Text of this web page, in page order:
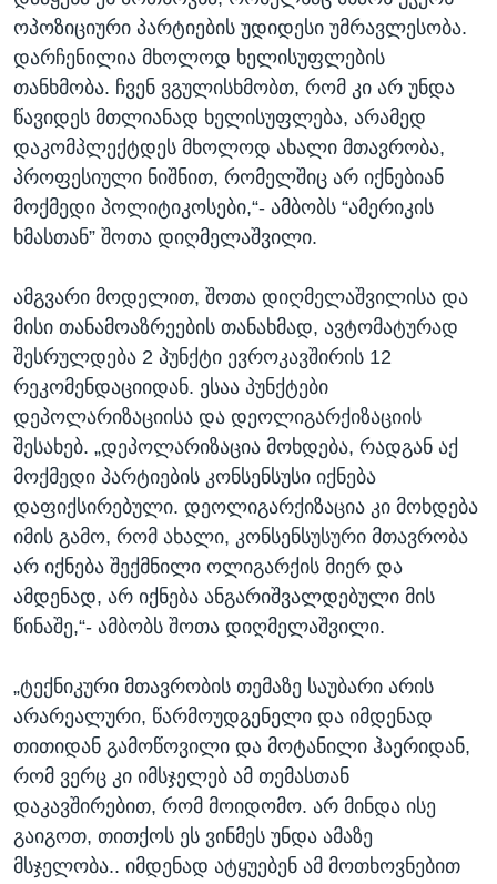
ოპოზიციური პარტიების უდიდესი უმრავლესობა.
დარჩენილია მხოლოდ ხელისუფლების
თანხმობა. ჩვენ ვგულისხმობთ, რომ კი არ უნდა
წავიდეს მთლიანად ხელისუფლება, არამედ
დაკომპლექტდეს მხოლოდ ახალი მთავრობა,
პროფესიული ნიშნით, რომელშიც არ იქნებიან
მოქმედი პოლიტიკოსები,“- ამბობს “ამერიკის
ხმასთან” შოთა დიღმელაშვილი.
ამგვარი მოდელით, შოთა დიღმელაშვილისა და
მისი თანამოაზრეების თანახმად, ავტომატურად
შესრულდება 2 პუნქტი ევროკავშირის 12
რეკომენდაციიდან. ესაა პუნქტები
დეპოლარიზაციისა და დეოლიგარქიზაციის
შესახებ. „დეპოლარიზაცია მოხდება, რადგან აქ
მოქმედი პარტიების კონსენსუსი იქნება
დაფიქსირებული. დეოლიგარქიზაცია კი მოხდება
იმის გამო, რომ ახალი, კონსენსუსური მთავრობა
არ იქნება შექმნილი ოლიგარქის მიერ და
ამდენად, არ იქნება ანგარიშვალდებული მის
წინაშე,“- ამბობს შოთა დიღმელაშვილი.
„ტექნიკური მთავრობის თემაზე საუბარი არის
არარეალური, წარმოუდგენელი და იმდენად
თითიდან გამოწოვილი და მოტანილი ჰაერიდან,
რომ ვერც კი იმსჯელებ ამ თემასთან
დაკავშირებით, რომ მოიდომო. არ მინდა ისე
გაიგოთ, თითქოს ეს ვინმეს უნდა ამაზე
მსჯელობა.. იმდენად ატყუებენ ამ მოთხოვნებით